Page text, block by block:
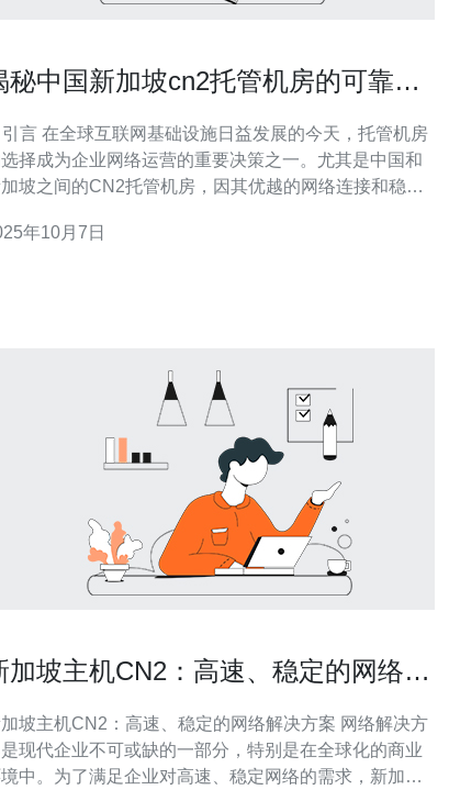
秘中国新加坡cn2托管机房的可靠性
基础设施日益发展的今天，托管机房
择成为企业网络运营的重要决策之一。尤其是中国和
坡之间的CN2托管机房，因其优越的网络连接和稳定
托管机房的可靠性与性能。 2. CN2托管机房概述
年10月7日
加坡主机CN2：高速、稳定的网络解
坡主机CN2：高速、稳定的网络解决方案 网络解决方
现代企业不可或缺的一部分，特别是在全球化的商业
中。为了满足企业对高速、稳定网络的需求，新加坡